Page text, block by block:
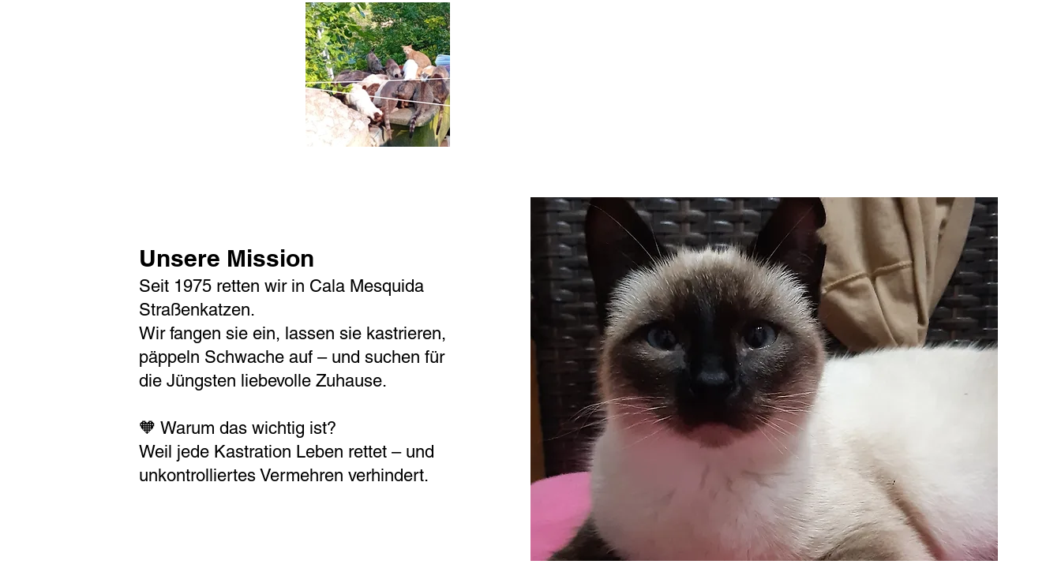
Unsere Mission
Seit 1975 retten wir in Cala Mesquida
Straßenkatzen.
Wir fangen sie ein, lassen sie kastrieren,
päppeln Schwache auf – und suchen für
die Jüngsten liebevolle Zuhause.
🧡 Warum das wichtig ist?
Weil jede Kastration Leben rettet – und
unkontrolliertes Vermehren verhindert.